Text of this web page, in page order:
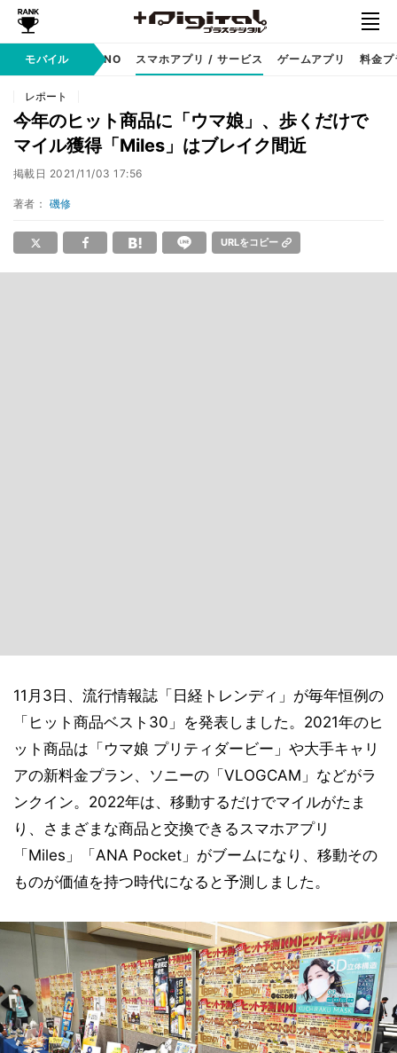
モバイル
携帯キャリア MVNO スマホアプリ / サービス ゲームアプリ 料金プ
レポート
今年のヒット商品に「ウマ娘」、歩くだけで
マイル獲得「Miles」はブレイク間近
掲載日 2021/11/03 17:56
著者： 磯修
URLをコピー
11月3日、流行情報誌「日経トレンディ」が毎年恒例の
「ヒット商品ベスト30」を発表しました。2021年のヒ
ット商品は「ウマ娘 プリティダービー」や大手キャリ
アの新料金プラン、ソニーの「VLOGCAM」などがラ
ンクイン。2022年は、移動するだけでマイルがたま
り、さまざまな商品と交換できるスマホアプリ
「Miles」「ANA Pocket」がブームになり、移動その
ものが価値を持つ時代になると予測しました。